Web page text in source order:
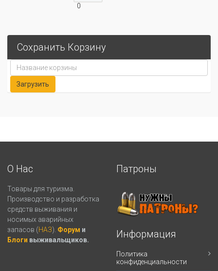
0
Сохранить Корзину
О Нас
Товары для туризма.
Производство и разработка
средств выживания и
носимых аварийных
запасов (НАЗ). Форум и
Блоги выживальщиков.
Патроны
Информация
Политика
конфиденциальности